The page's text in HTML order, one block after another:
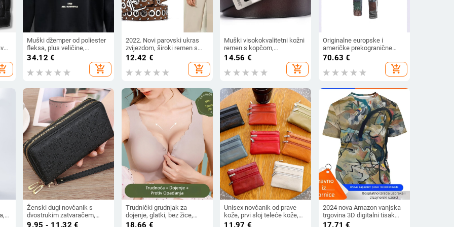
Muški džemper od poliester
fleksa, plus veličine,
opuštenog kroja, s okruglim
izrezom i dugim rukavima
34.12 €
add_shopping_cart
2022. Novi parovski ukras
zvijezdom, široki remen s
jednim redom rupa, muški i
ženski modni ležerni remen
s kopčom, univerzalni remen
12.42 €
add_shopping_cart
Muški visokokvalitetni kožni
remen s kopčom,
mladenački traper, ležeran
14.56 €
add_shopping_cart
Originalne europske i
američke prekogranične
šavove s digitalnim tiskom
na trapericama, modne
osobnosti, rastezljive traper
70.63 €
add_shopping_cart
Ženski dugi novčanik s
dvostrukim zatvaračem,
umjetna koža, horizontalni
9.95 - 11.32 €
Trudnički grudnjak za
dojenje, glatki, bez žice,
prednja kopča, puni košaricu
18.66 €
Unisex novčanik od prave
kože, prvi sloj teleće kože,
jednobojni, podstava od
11.97 €
2024 nova Amazon vanjska
trgovina 3D digitalni tisak
crni stil element majica
17.71 €